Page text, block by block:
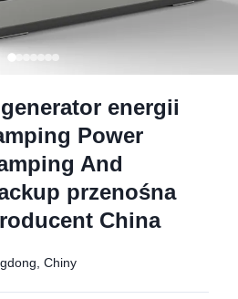
energii
Power
And
przenośna
China
Chiny